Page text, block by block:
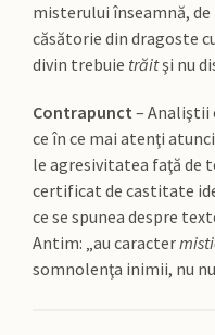
misterului înseamnă, de
căsătorie din dragoste
divin trebuie trăitşi nu
Contrapunct – Analiştii
ce în ce mai atenţi
le agresivitatea faţă de
certificat de castitate
ce se spunea despre
Antim: „au caracter
somnolenţa inimii, nu